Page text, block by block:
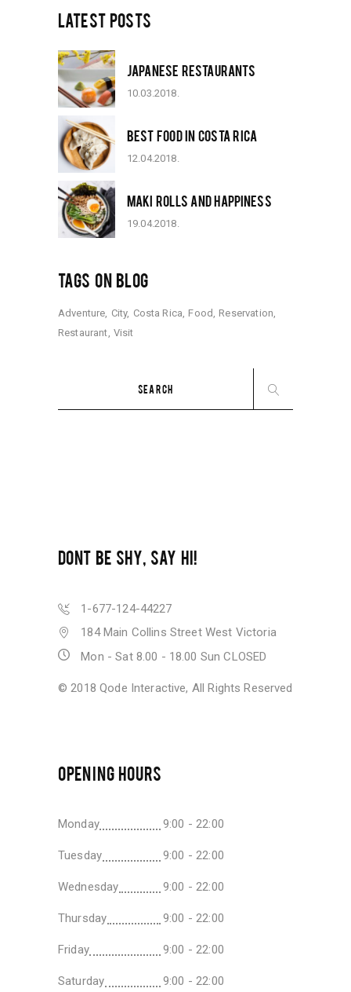
LATEST POSTS
JAPANESE RESTAURANTS
10.03.2018.
BEST FOOD IN COSTA RICA
12.04.2018.
MAKI ROLLS AND HAPPINESS
19.04.2018.
TAGS ON BLOG
Adventure City Costa Rica Food
Reservation
Restaurant Visit
DONT BE SHY, SAY HI!
1-677-124-44227
184 Main Collins Street West Victoria
Mon - Sat 8.00 - 18.00 Sun CLOSED
© 2018Qode Interactive, All Rights Reserved
OPENING HOURS
Monday 9:00 - 22:00
Tuesday 9:00 - 22:00
Wednesday 9:00 - 22:00
Thursday 9:00 - 22:00
Friday 9:00 - 22:00
Saturday 9:00 - 22:00